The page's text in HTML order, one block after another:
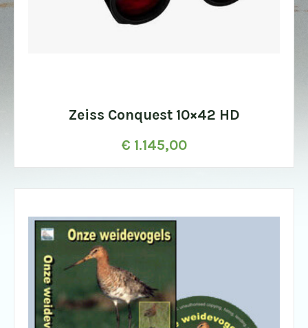
Zeiss Conquest 10×42 HD
€ 1.145,00